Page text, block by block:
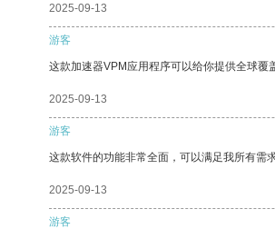
2025-09-13
游客
这款加速器VPM应用程序可以给你提供全球覆
2025-09-13
游客
这款软件的功能非常全面，可以满足我所有需求
2025-09-13
游客